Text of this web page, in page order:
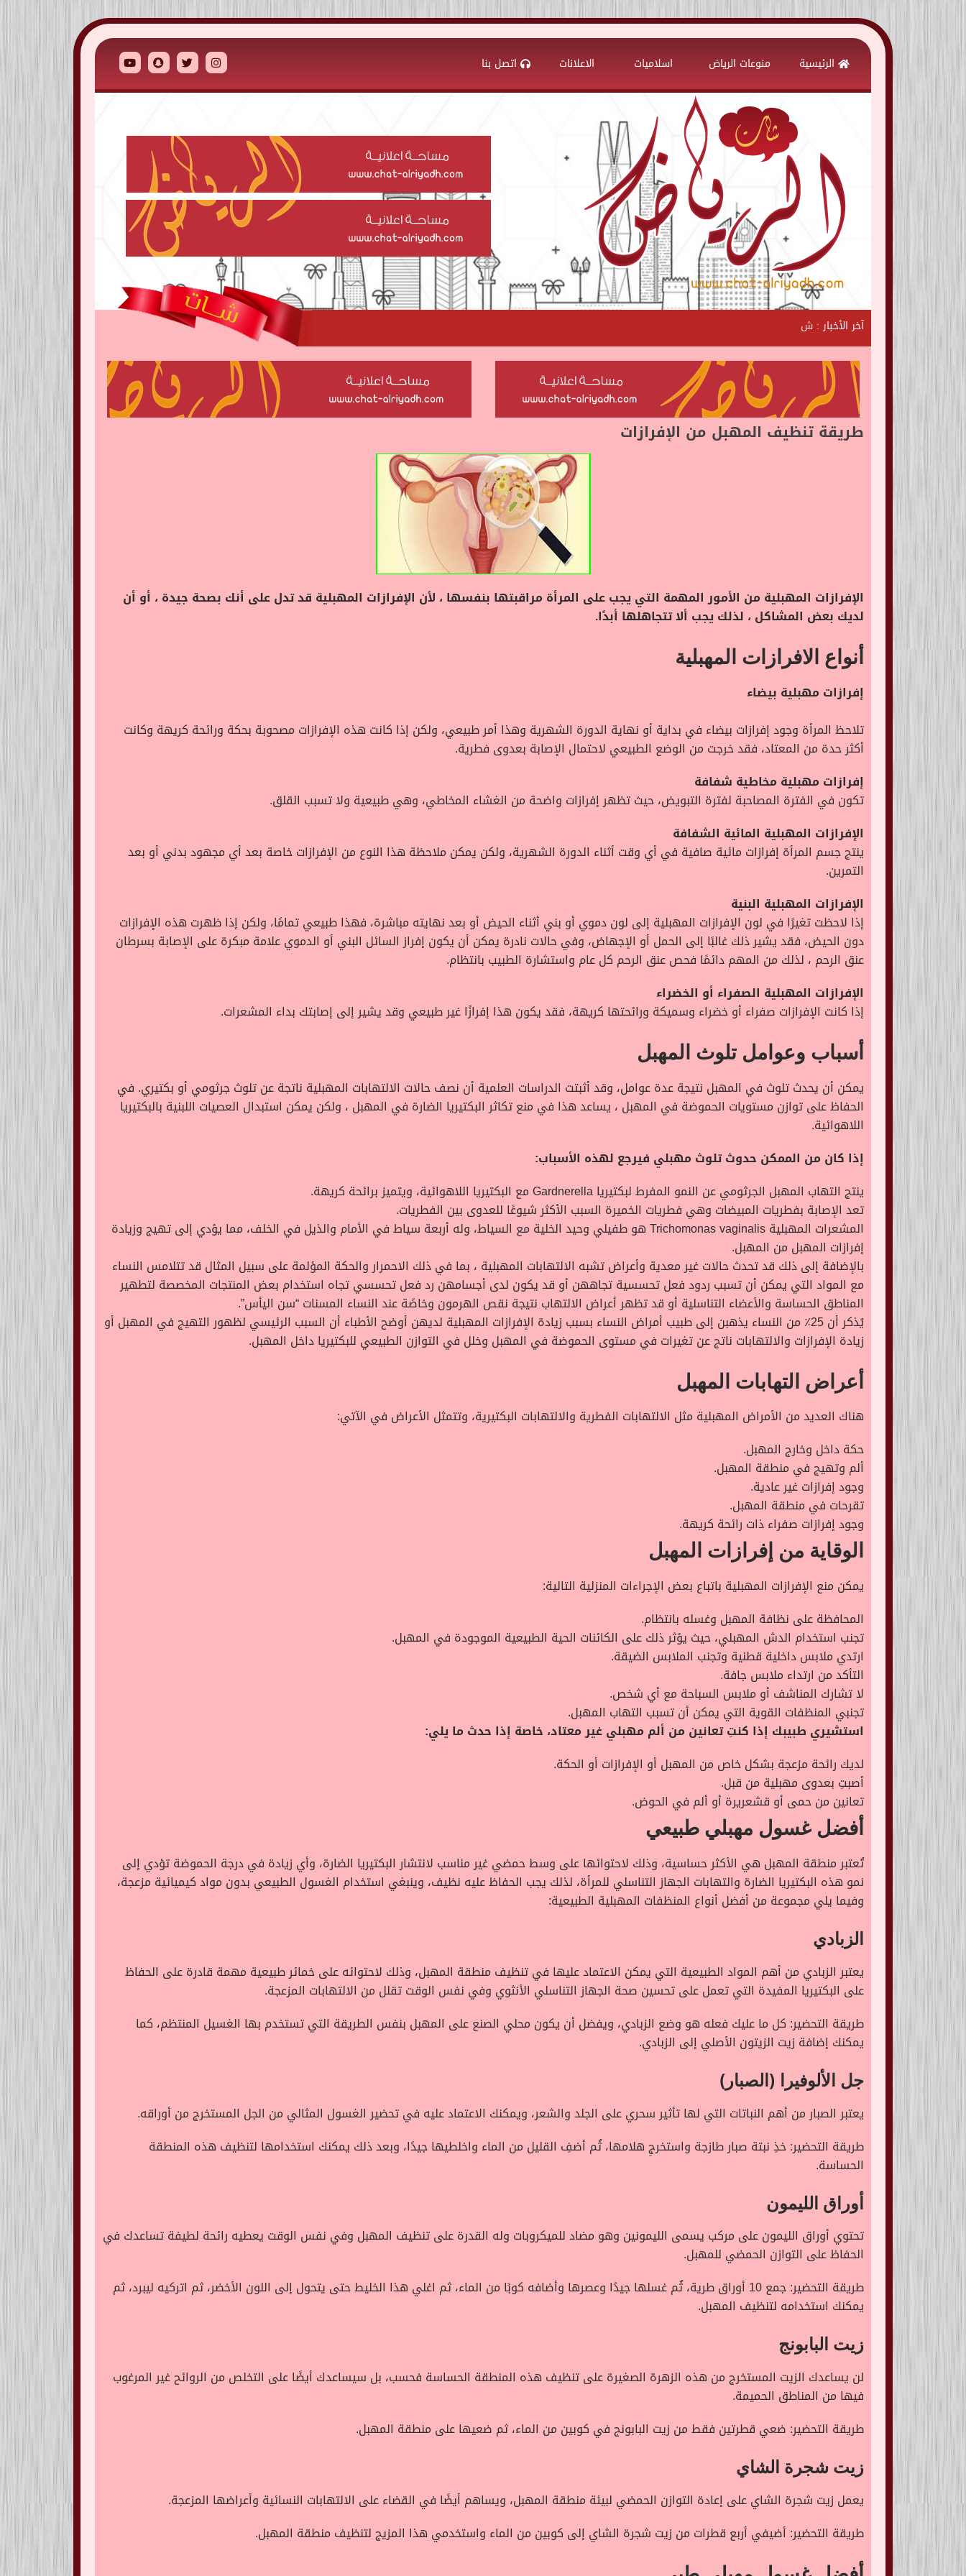
content
الرئيسية منوعات الرياض اسلاميات الاعلانات اتصل بنا
آخر الأخبار : شا
طريقة تنظيف المهبل من الإفرازات
الإفرازات المهبلية من الأمور المهمة التي يجب على المرأة مراقبتها بنفسها ، لأن الإفرازات المهبلية قد تدل على أنك بصحة جيدة ، أو أن
لديك بعض المشاكل ، لذلك يجب ألا تتجاهلها أبدًا.
أنواع الافرازات المهبلية
إفرازات مهبلية بيضاء
تلاحظ المرأة وجود إفرازات بيضاء في بداية أو نهاية الدورة الشهرية وهذا أمر طبيعي، ولكن إذا كانت هذه الإفرازات مصحوبة بحكة ورائحة كريهة وكانت
أكثر حدة من المعتاد، فقد خرجت من الوضع الطبيعي لاحتمال الإصابة بعدوى فطرية.
إفرازات مهبلية مخاطية شفافة
تكون في الفترة المصاحبة لفترة التبويض، حيث تظهر إفرازات واضحة من الغشاء المخاطي، وهي طبيعية ولا تسبب القلق.
الإفرازات المهبلية المائية الشفافة
ينتج جسم المرأة إفرازات مائية صافية في أي وقت أثناء الدورة الشهرية، ولكن يمكن ملاحظة هذا النوع من الإفرازات خاصة بعد أي مجهود بدني أو بعد
التمرين.
الإفرازات المهبلية البنية
إذا لاحظت تغيرًا في لون الإفرازات المهبلية إلى لون دموي أو بني أثناء الحيض أو بعد نهايته مباشرة، فهذا طبيعي تمامًا، ولكن إذا ظهرت هذه الإفرازات
دون الحيض، فقد يشير ذلك غالبًا إلى الحمل أو الإجهاض، وفي حالات نادرة يمكن أن يكون إفراز السائل البني أو الدموي علامة مبكرة على الإصابة بسرطان
عنق الرحم ، لذلك من المهم دائمًا فحص عنق الرحم كل عام واستشارة الطبيب بانتظام.
الإفرازات المهبلية الصفراء أو الخضراء
إذا كانت الإفرازات صفراء أو خضراء وسميكة ورائحتها كريهة، فقد يكون هذا إفرازًا غير طبيعي وقد يشير إلى إصابتك بداء المشعرات.
أسباب وعوامل تلوث المهبل
يمكن أن يحدث تلوث في المهبل نتيجة عدة عوامل، وقد أثبتت الدراسات العلمية أن نصف حالات الالتهابات المهبلية ناتجة عن تلوث جرثومي أو بكتيري. في
الحفاظ على توازن مستويات الحموضة في المهبل ، يساعد هذا في منع تكاثر البكتيريا الضارة في المهبل ، ولكن يمكن استبدال العصيات اللبنية بالبكتيريا
اللاهوائية.
إذا كان من الممكن حدوث تلوث مهبلي فيرجع لهذه الأسباب:
ينتج التهاب المهبل الجرثومي عن النمو المفرط لبكتيريا Gardnerella مع البكتيريا اللاهوائية، ويتميز برائحة كريهة.
تعد الإصابة بفطريات المبيضات وهي فطريات الخميرة السبب الأكثر شيوعًا للعدوى بين الفطريات.
المشعرات المهبلية Trichomonas vaginalis هو طفيلي وحيد الخلية مع السياط، وله أربعة سياط في الأمام والذيل في الخلف، مما يؤدي إلى تهيج وزيادة
إفرازات المهبل من المهبل.
بالإضافة إلى ذلك قد تحدث حالات غير معدية وأعراض تشبه الالتهابات المهبلية ، بما في ذلك الاحمرار والحكة المؤلمة على سبيل المثال قد تتلامس النساء
مع المواد التي يمكن أن تسبب ردود فعل تحسسية تجاههن أو قد يكون لدى أجسامهن رد فعل تحسسي تجاه استخدام بعض المنتجات المخصصة لتطهير
المناطق الحساسة والأعضاء التناسلية أو قد تظهر أعراض الالتهاب نتيجة نقص الهرمون وخاصًة عند النساء المسنات “سن اليأس”.
يُذكر أن 25٪ من النساء يذهبن إلى طبيب أمراض النساء بسبب زيادة الإفرازات المهبلية لديهن أوضح الأطباء أن السبب الرئيسي لظهور التهيج في المهبل أو
زيادة الإفرازات والالتهابات ناتج عن تغيرات في مستوى الحموضة في المهبل وخلل في التوازن الطبيعي للبكتيريا داخل المهبل.
أعراض التهابات المهبل
هناك العديد من الأمراض المهبلية مثل الالتهابات الفطرية والالتهابات البكتيرية، وتتمثل الأعراض في الآتي:
حكة داخل وخارج المهبل.
ألم وتهيج في منطقة المهبل.
وجود إفرازات غير عادية.
تقرحات في منطقة المهبل.
وجود إفرازات صفراء ذات رائحة كريهة.
الوقاية من إفرازات المهبل
يمكن منع الإفرازات المهبلية باتباع بعض الإجراءات المنزلية التالية:
المحافظة على نظافة المهبل وغسله بانتظام.
تجنب استخدام الدش المهبلي، حيث يؤثر ذلك على الكائنات الحية الطبيعية الموجودة في المهبل.
ارتدي ملابس داخلية قطنية وتجنب الملابس الضيقة.
التأكد من ارتداء ملابس جافة.
لا تشارك المناشف أو ملابس السباحة مع أي شخص.
تجنبي المنظفات القوية التي يمكن أن تسبب التهاب المهبل.
استشيري طبيبك إذا كنتِ تعانين من ألم مهبلي غير معتاد، خاصة إذا حدث ما يلي:
لديك رائحة مزعجة بشكل خاص من المهبل أو الإفرازات أو الحكة.
أصبتِ بعدوى مهبلية من قبل.
تعانين من حمى أو قشعريرة أو ألم في الحوض.
أفضل غسول مهبلي طبيعي
تُعتبر منطقة المهبل هي الأكثر حساسية، وذلك لاحتوائها على وسط حمضي غير مناسب لانتشار البكتيريا الضارة، وأي زيادة في درجة الحموضة تؤدي إلى
نمو هذه البكتيريا الضارة والتهابات الجهاز التناسلي للمرأة، لذلك يجب الحفاظ عليه نظيف، وينبغي استخدام الغسول الطبيعي بدون مواد كيميائية مزعجة،
وفيما يلي مجموعة من أفضل أنواع المنظفات المهبلية الطبيعية:
الزبادي
يعتبر الزبادي من أهم المواد الطبيعية التي يمكن الاعتماد عليها في تنظيف منطقة المهبل، وذلك لاحتوائه على خمائر طبيعية مهمة قادرة على الحفاظ
على البكتيريا المفيدة التي تعمل على تحسين صحة الجهاز التناسلي الأنثوي وفي نفس الوقت تقلل من الالتهابات المزعجة.
طريقة التحضير: كل ما عليك فعله هو وضع الزبادي، ويفضل أن يكون محلي الصنع على المهبل بنفس الطريقة التي تستخدم بها الغسيل المنتظم، كما
يمكنك إضافة زيت الزيتون الأصلي إلى الزبادي.
جل الألوفيرا (الصبار)
يعتبر الصبار من أهم النباتات التي لها تأثير سحري على الجلد والشعر، ويمكنك الاعتماد عليه في تحضير الغسول المثالي من الجل المستخرج من أوراقه.
طريقة التحضير: خذِ نبتة صبار طازجة واستخرجِ هلامها، ثُم أضفِ القليل من الماء واخلطيها جيدًا، وبعد ذلك يمكنك استخدامها لتنظيف هذه المنطقة
الحساسة.
أوراق الليمون
تحتوي أوراق الليمون على مركب يسمى الليمونين وهو مضاد للميكروبات وله القدرة على تنظيف المهبل وفي نفس الوقت يعطيه رائحة لطيفة تساعدك في
الحفاظ على التوازن الحمضي للمهبل.
طريقة التحضير: جمع 10 أوراق طرية، ثُم غسلها جيدًا وعصرها وأضافه كوبًا من الماء، ثم اغلي هذا الخليط حتى يتحول إلى اللون الأخضر، ثم اتركيه ليبرد، ثم
يمكنك استخدامه لتنظيف المهبل.
زيت البابونج
لن يساعدك الزيت المستخرج من هذه الزهرة الصغيرة على تنظيف هذه المنطقة الحساسة فحسب، بل سيساعدك أيضًا على التخلص من الروائح غير المرغوب
فيها من المناطق الحميمة.
طريقة التحضير: ضعي قطرتين فقط من زيت البابونج في كوبين من الماء، ثم ضعيها على منطقة المهبل.
زيت شجرة الشاي
يعمل زيت شجرة الشاي على إعادة التوازن الحمضي لبيئة منطقة المهبل، ويساهم أيضًا في القضاء على الالتهابات النسائية وأعراضها المزعجة.
طريقة التحضير: أضيفي أربع قطرات من زيت شجرة الشاي إلى كوبين من الماء واستخدمي هذا المزيج لتنظيف منطقة المهبل.